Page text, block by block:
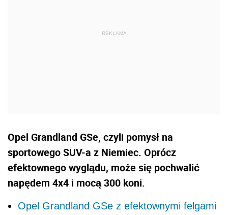
Opel Grandland GSe, czyli pomysł na
sportowego SUV-a z Niemiec. Oprócz
efektownego wyglądu, może się pochwalić
napędem 4x4 i mocą 300 koni.
Opel Grandland GSe z efektownymi felgami